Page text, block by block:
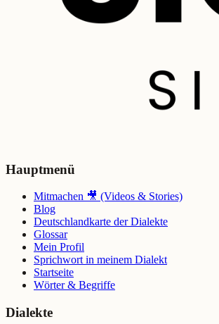
Hauptmenü
Mitmachen 🎥 (Videos & Stories)
Blog
Deutschlandkarte der Dialekte
Glossar
Mein Profil
Sprichwort in meinem Dialekt
Startseite
Wörter & Begriffe
Dialekte